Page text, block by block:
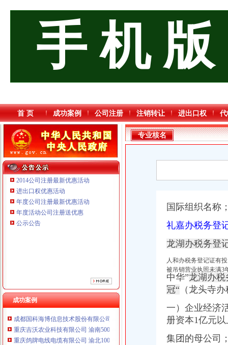
手 机 版
首 页 成功案例 公司注册 注销转让 进出口权
2014公司注册最新优惠活动
进出口权优惠活动
年度公司注册最新优惠活动
年度活动公司注册送优惠
公示公告
成功案例
重庆鸽牌电线电缆有限公司 渝北10010万 (进出口权)
重庆傲志众达投资咨询有限责任公司 渝九1000万 （增资）
重庆科发表面处理有限责任公司 渝北800万 （进出口权）
重庆德谋生产力促进中心有限公司 渝大10万 （工商注册）
成都国科海博信息技术股份有限公司重庆分公司 渝江 （工商注册）
重庆吉沃农业科技有限公司 渝南500万 （工商注册）
重庆鸽牌电线电缆有限公司 渝北10010万 (进出口权)
重庆傲志众达投资咨询有限责任公司 渝九1000万 （增资）
专业核名
国际组织名称
礼嘉办税务登
龙湖办税务登
人和办税务登记证有
被吊销营业执照未满3
中华”龙湖办
冠“ （龙头寺
一）企业经济
册资本1亿元
集团的母公司